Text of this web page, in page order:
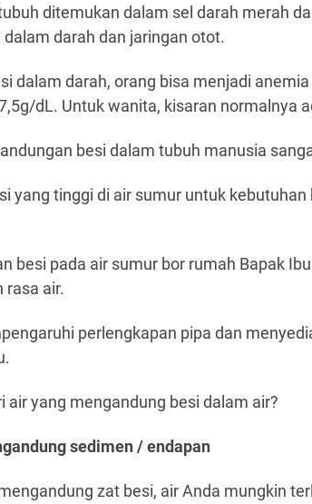
ditemukan dalam sel darah merah
darah dan jaringan otot.
dalam darah, orang bisa menjadi
dL. Untuk wanita, kisaran normalnya
besi dalam tubuh manusia
yang tinggi di air sumur untuk
besi pada air sumur bor rumah Bapak
rasa air.
perlengkapan pipa dan
air yang mengandung besi dalam air?
sedimen / endapan
zat besi, air Anda mungkin